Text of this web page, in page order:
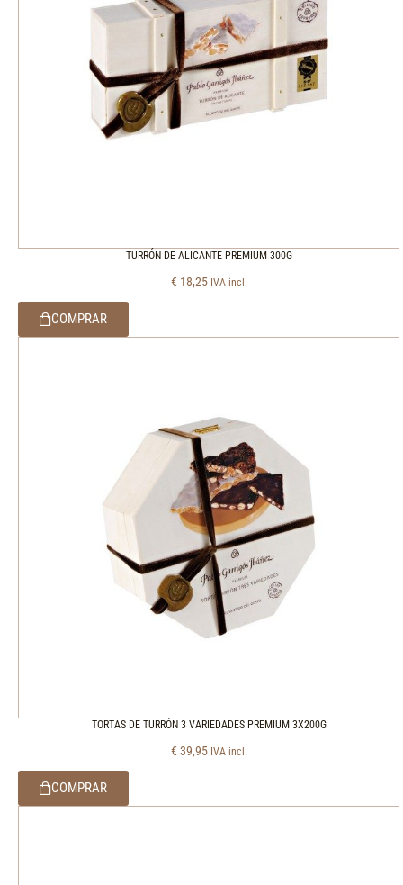
TURRÓN DE ALICANTE PREMIUM 300G
€ 18,25 IVA incl.
COMPRAR
TORTAS DE TURRÓN 3 VARIEDADES PREMIUM 3X200G
€ 39,95 IVA incl.
COMPRAR